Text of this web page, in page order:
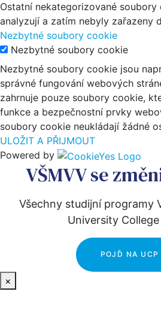
Ostatní nekategorizované
analyzují a zatím nebyly zařazeny
Nezbytné soubory cookie
Nezbytné soubory cookie
Nezbytné soubory cookie jsou
správné fungování webových
zahrnuje pouze soubory cookie,
funkce a bezpečnostní prvky
soubory cookie neukládají žádné
ULOŽIT A PŘIJMOUT
Powered by
VŠMVV se
Všechny studijní programy
University College
POJĎ NA UCP
×